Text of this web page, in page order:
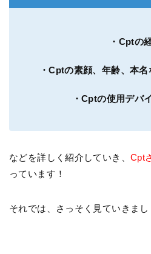
・Cptの
・Cptの素顔、年齢、本
・Cptの使用デバ
などを詳しく紹介していき、 Cpt
っています！
それでは、さっそく見ていきまし